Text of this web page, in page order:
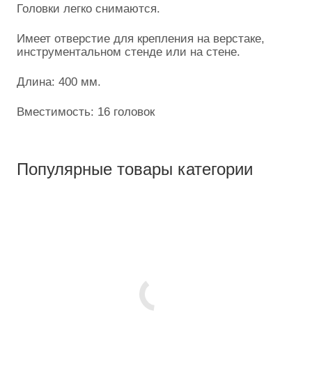
Головки легко снимаются.
Имеет отверстие для крепления на верстаке,
инструментальном стенде или на стене.
Длина: 400 мм.
Вместимость: 16 головок
Популярные товары категории